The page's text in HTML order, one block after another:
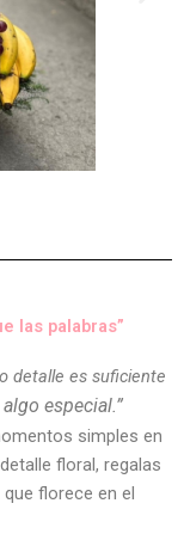
las palabras”
detalle es suficiente
especial.”
simples en
floral, regalas
florece en el